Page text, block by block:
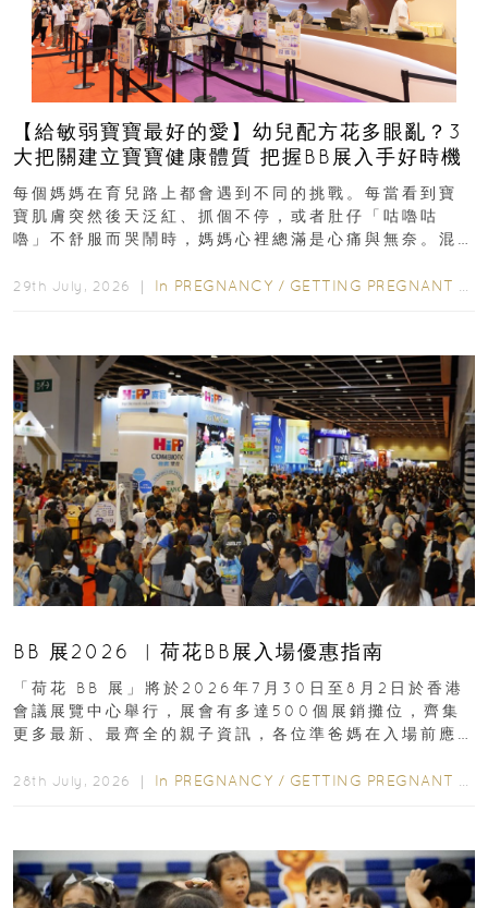
【給敏弱寶寶最好的愛】幼兒配方花多眼亂？3
大把關建立寶寶健康體質 把握BB展入手好時機
每個媽媽在育兒路上都會遇到不同的挑戰。每當看到寶
寶肌膚突然後天泛紅、抓個不停，或者肚仔「咕嚕咕
嚕」不舒服而哭鬧時，媽媽心裡總滿是心痛與無奈。混
29th July, 2026 ｜ In PREGNANCY / GETTING PREGNANT
BB 展2026 ︳荷花BB展入場優惠指南
「荷花 BB 展」將於2026年7月30日至8月2日於香港
會議展覽中心舉行，展會有多達500個展銷攤位，齊集
更多最新、最齊全的親子資訊，各位準爸媽在入場前應
28th July, 2026 ｜ In PREGNANCY / GETTING PREGNANT